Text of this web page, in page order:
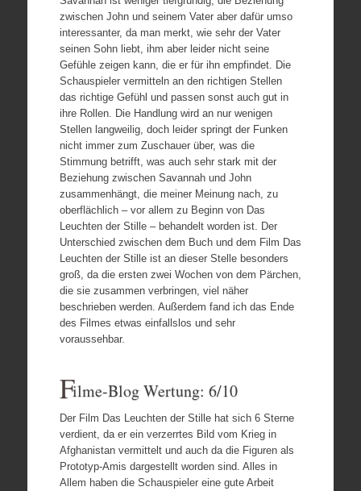
zwischen John und seinem Vater aber dafür umso
interessanter, da man merkt, wie sehr der Vater
seinen Sohn liebt, ihm aber leider nicht seine
Gefühle zeigen kann, die er für ihn empfindet. Die
Schauspieler vermitteln an den richtigen Stellen
das richtige Gefühl und passen sonst auch gut in
ihre Rollen. Die Handlung wird an nur wenigen
Stellen langweilig, doch leider springt der Funken
nicht immer zum Zuschauer über, was die
Stimmung betrifft, was auch sehr stark mit der
Beziehung zwischen Savannah und John
zusammenhängt, die meiner Meinung nach, zu
oberflächlich – vor allem zu Beginn von Das
Leuchten der Stille – behandelt worden ist. Der
Unterschied zwischen dem Buch und dem Film Das
Leuchten der Stille ist an dieser Stelle besonders
groß, da die ersten zwei Wochen von dem Pärchen,
die sie zusammen verbringen, viel näher
beschrieben werden. Außerdem fand ich das Ende
des Filmes etwas einfallslos und sehr
voraussehbar.
Filme-Blog Wertung: 6/10
Der Film Das Leuchten der Stille hat sich 6 Sterne
verdient, da er ein verzerrtes Bild vom Krieg in
Afghanistan vermittelt und auch da die Figuren als
Prototyp-Amis dargestellt worden sind. Alles in
Allem haben die Schauspieler eine gute Arbeit